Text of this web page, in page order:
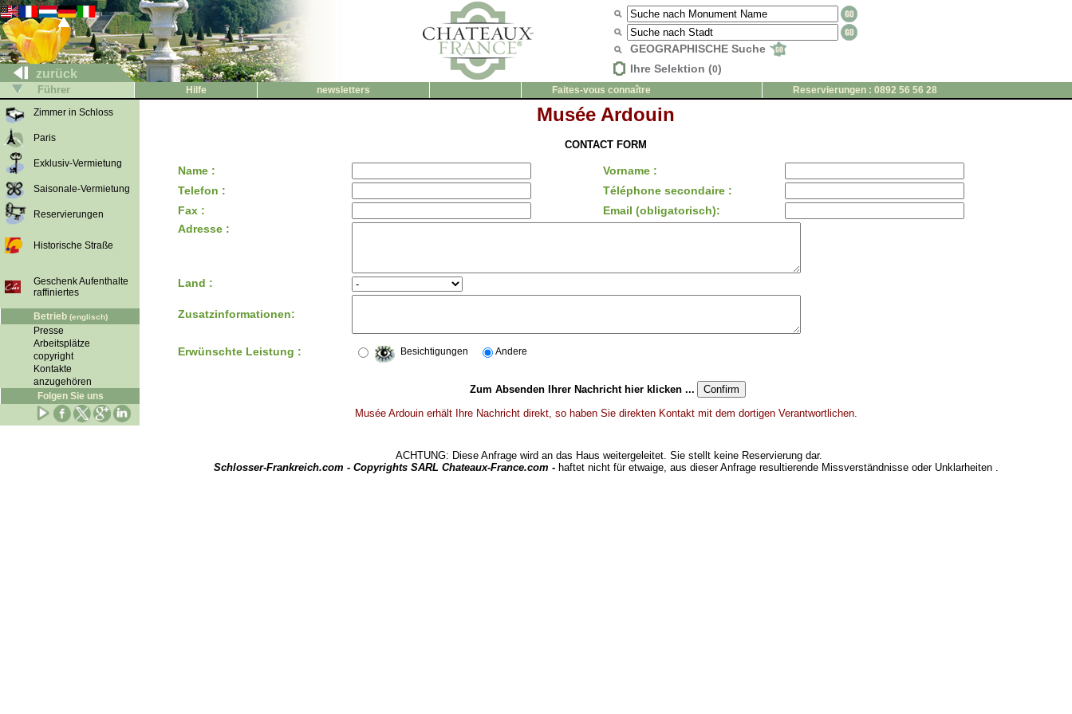
zurück
GEOGRAPHISCHE Suche
Ihre Selektion (0)
Führer Hilfe newsletters Faites-vous connaître
Reservierungen : 0892 56 56 28
Zimmer in Schloss
Paris
Exklusiv-Vermietung
Saisonale-Vermietung
Reservierungen
Historische Straße
Geschenk Aufenthalte
raffiniertes
Betrieb (englisch)
Presse
Arbeitsplätze
copyright
Kontakte
anzugehören
Folgen Sie uns
Musée Ardouin
CONTACT FORM
Name :
Vorname :
Telefon :
Téléphone secondaire :
Fax :
Email (obligatorisch):
Adresse :
Land :
Zusatzinformationen:
Erwünschte Leistung : Besichtigungen Andere
Zum Absenden Ihrer Nachricht hier klicken ...
Musée Ardouin erhält Ihre Nachricht direkt, so haben Sie direkten Kontakt mit dem dortigen Verantwortlichen.
ACHTUNG: Diese Anfrage wird an das Haus weitergeleitet. Sie stellt keine Reservierung dar.
Schlosser-Frankreich.com - Copyrights SARL Chateaux-France.com - haftet nicht für etwaige, aus dieser Anfrage resultierende Missverständnisse oder Unklarheiten .